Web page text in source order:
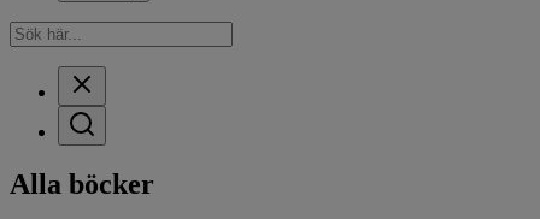
Alla böcker